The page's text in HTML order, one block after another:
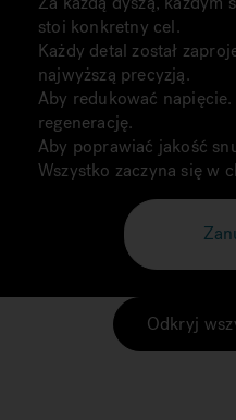
stoi konkretny cel.
Każdy detal został
najwyższą precyzją.
Aby redukować
regenerację.
Aby poprawiać jakość
Wszystko zaczyna się w
Odkryj